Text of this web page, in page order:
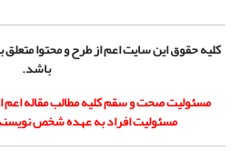
کلیه حقوق این سایت اعم از طرح و محتوا
باشد.
مسئولیت صحت و سقم کلیه مطالب مقاله اعم
مسئولیت افراد به عهده شخص